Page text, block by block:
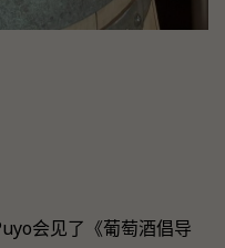
会见了《葡萄酒倡导